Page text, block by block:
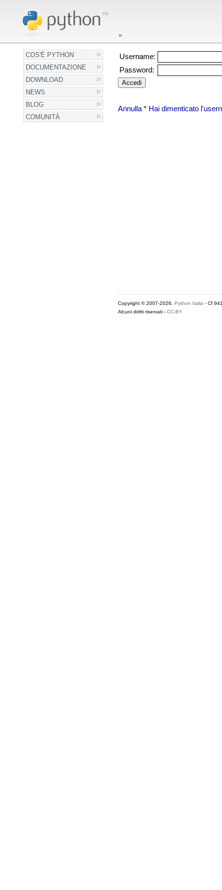
COS'È PYTHON
DOCUMENTAZIONE
DOWNLOAD
NEWS
BLOG
COMUNITÀ
Username:
Password:
Annulla* Hai dimenticato
Copyright © 2007-2026, Python Italia - Cf
Alcuni diritti riservati - CC-BY